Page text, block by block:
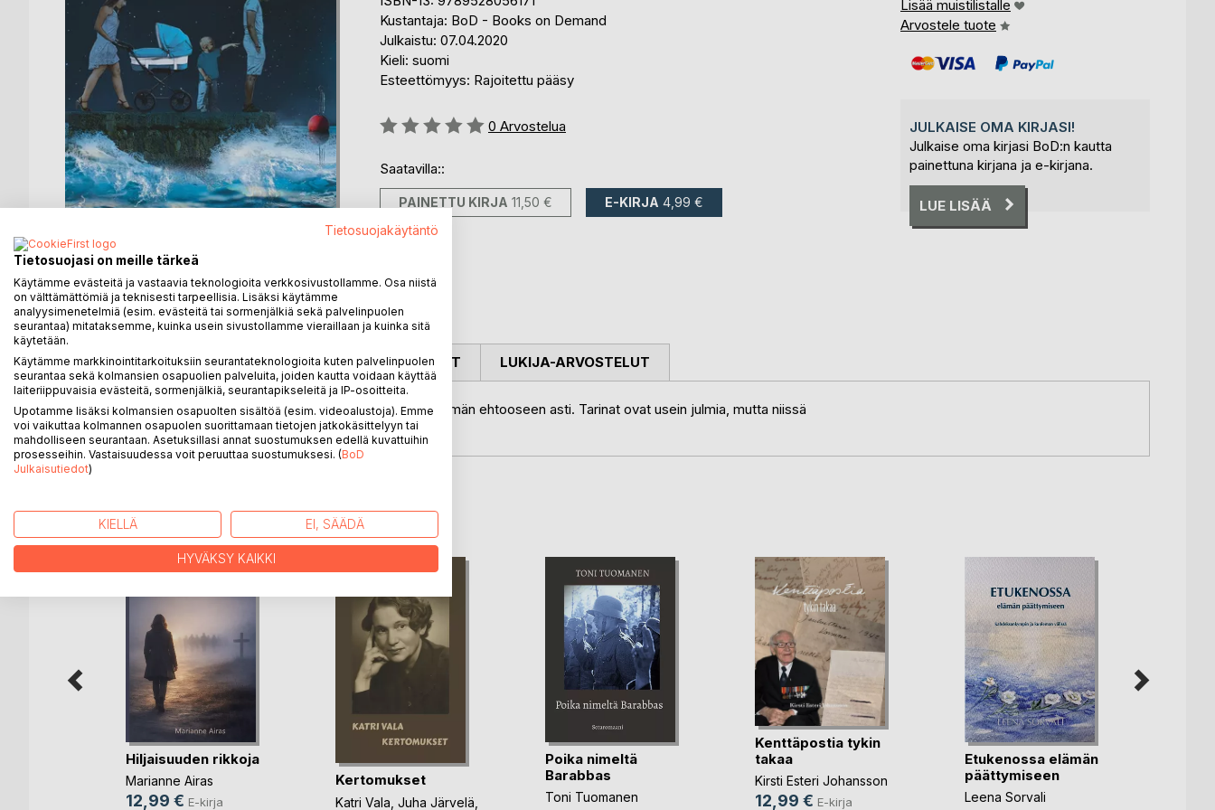
Kustantaja: BoD - Books on Demand
Julkaistu: 07.04.2020
Kieli: suomi
Esteettömyys: Rajoitettu pääsy
Arvostelu::
0 Arvostelua
Saatavilla::
PAINETTU KIRJA 11,50 € E-KIRJA 4,99 €
Lisää muistilistalle
Arvostele tuote
JULKAISE OMA KIRJASI!
Julkaise oma kirjasi BoD:n kautta
painettuna kirjana ja e-kirjana.
LUE LISÄÄ
KUVAUS
Tarinat kertovat ihmisistä ja ihmissuhteista syntymästä elämän ehtooseen asti. Tarinat ovat usein julmia, mutta niissä
on paljon mustaa huumoria.
KIRJAILIJA LEHDISTÖARVOSTELUT LUKIJA-ARVOSTELUT
LISÄÄ KIRJOJA BoD:LLA
Hiljaisuuden rikkoja
Marianne Airas
12,99 € E-kirja
Kertomukset
Katri Vala Juha Järvelä
Poika nimeltä
Barabbas
Toni Tuomanen
Kenttäpostia tykin
takaa
Kirsti Esteri Johansson
12,99 € E-kirja
Etukenossa elämän
päättymiseen
Leena Sorvali
Tietosuojakäytäntö
Tietosuojasi on meille tärkeä
Käytämme evästeitä ja vastaavia teknologioita verkkosivustollamme. Osa niistä
on välttämättömiä ja teknisesti tarpeellisia. Lisäksi käytämme
analyysimenetelmiä (esim. evästeitä tai sormenjälkiä sekä palvelinpuolen
seurantaa) mitataksemme, kuinka usein sivustollamme vieraillaan ja kuinka sitä
käytetään.
Käytämme markkinointitarkoituksiin seurantateknologioita kuten palvelinpuolen
seurantaa sekä kolmansien osapuolien palveluita, joiden kautta voidaan käyttää
laiteriippuvaisia evästeitä, sormenjälkiä, seurantapikseleitä ja IP-osoitteita.
Upotamme lisäksi kolmansien osapuolten sisältöä (esim. videoalustoja). Emme
voi vaikuttaa kolmannen osapuolen suorittamaan tietojen jatkokäsittelyyn tai
mahdolliseen seurantaan. Asetuksillasi annat suostumuksen edellä kuvattuihin
prosesseihin. Vastaisuudessa voit peruuttaa suostumuksesi. (BoD
Julkaisutiedot)
KIELLÄ EI, SÄÄDÄ
HYVÄKSY KAIKKI